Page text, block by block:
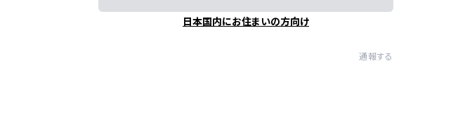
日本国内にお住まいの方向け
通報する